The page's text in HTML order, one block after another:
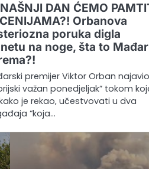
DAN ĆEMO
Orbanova
poruka digla
na noge, šta to Mađar
premijer Viktor Orban
važan ponedjeljak” tokom
je rekao, učestvovati u dva
“koja…